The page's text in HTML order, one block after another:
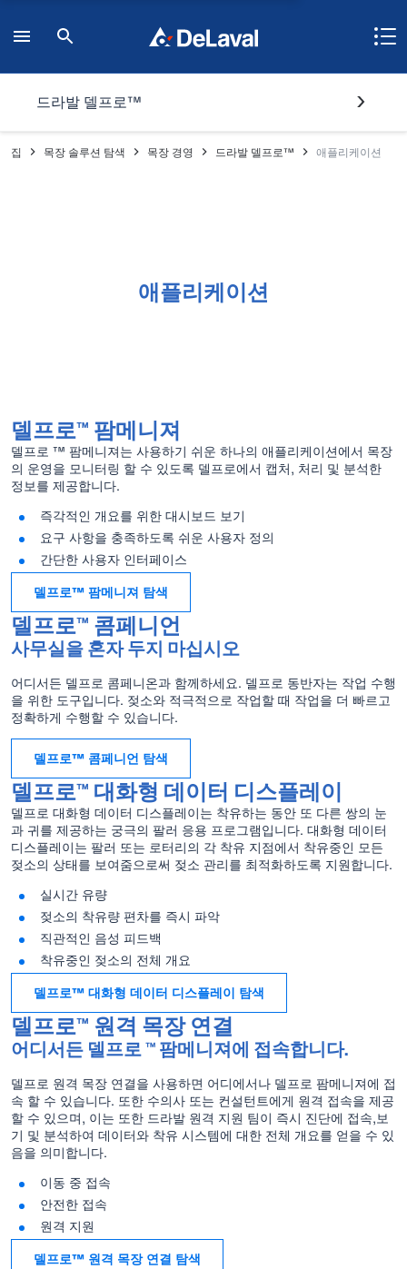
드라발 델프로™
집 목장 솔루션 탐색 목장 경영 드라발 델프로™ 애플리케이션
애플리케이션
델프로™ 팜메니져
델프로 ™ 팜메니져는 사용하기 쉬운 하나의 애플리케이션에서 목장
의 운영을 모니터링 할 수 있도록 델프로에서 캡처, 처리 및 분석한
정보를 제공합니다.
즉각적인 개요를 위한 대시보드 보기
요구 사항을 충족하도록 쉬운 사용자 정의
간단한 사용자 인터페이스
델프로™ 팜메니져 탐색
델프로™ 콤페니언
사무실을 혼자 두지 마십시오
어디서든 델프로 콤페니온과 함께하세요. 델프로 동반자는 작업 수행
을 위한 도구입니다. 젖소와 적극적으로 작업할 때 작업을 더 빠르고
정확하게 수행할 수 있습니다.
델프로™ 콤페니언 탐색
델프로™ 대화형 데이터 디스플레이
델프로 대화형 데이터 디스플레이는 착유하는 동안 또 다른 쌍의 눈
과 귀를 제공하는 궁극의 팔러 응용 프로그램입니다. 대화형 데이터
디스플레이는 팔러 또는 로터리의 각 착유 지점에서 착유중인 모든
젖소의 상태를 보여줌으로써 젖소 관리를 최적화하도록 지원합니다.
실시간 유량
젖소의 착유량 편차를 즉시 파악
직관적인 음성 피드백
착유중인 젖소의 전체 개요
델프로™ 대화형 데이터 디스플레이 탐색
델프로™ 원격 목장 연결
어디서든 델프로 ™ 팜메니져에 접속합니다.
델프로 원격 목장 연결을 사용하면 어디에서나 델프로 팜메니져에 접
속 할 수 있습니다. 또한 수의사 또는 컨설턴트에게 원격 접속을 제공
할 수 있으며, 이는 또한 드라발 원격 지원 팀이 즉시 진단에 접속,보
기 및 분석하여 데이터와 착유 시스템에 대한 전체 개요를 얻을 수 있
음을 의미합니다.
이동 중 접속
안전한 접속
원격 지원
델프로™ 원격 목장 연결 탐색